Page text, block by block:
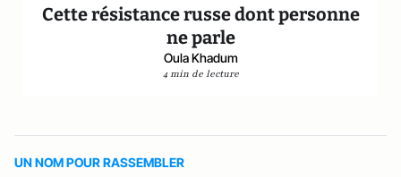
Cette résistance russe dont personne
ne parle
Oula Khadum
4 min de lecture
UN NOM POUR RASSEMBLER